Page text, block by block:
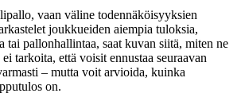
vaan väline todennäköisyyksien
joukkueiden aiempia tuloksia,
tai pallonhallintaa, saat kuvan siitä, miten ne
tarkoita, että voisit ennustaa seuraavan
– mutta voit arvioida, kuinka
on.